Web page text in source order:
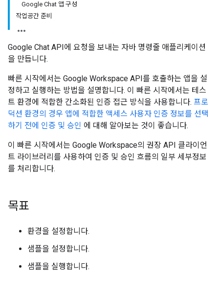
Google Chat 앱 구성
작업공간 준비
Google Chat API에 요청을 보내는 자바 명령줄 애플리케이션
을 만듭니다.
빠른 시작에서는 Google Workspace API를 호출하는 앱을 설
정하고 실행하는 방법을 설명합니다. 이 빠른 시작에서는 테스
트 환경에 적합한 간소화된 인증 접근 방식을 사용합니다. 프로
덕션 환경의 경우 앱에 적합한 액세스 사용자 인증 정보를 선택
하기 전에 인증 및 승인 에 대해 알아보는 것이 좋습니다.
이 빠른 시작에서는 Google Workspace의 권장 API 클라이언
트 라이브러리를 사용하여 인증 및 승인 흐름의 일부 세부정보
를 처리합니다.
목표
환경을 설정합니다.
샘플을 설정합니다.
샘플을 실행합니다.